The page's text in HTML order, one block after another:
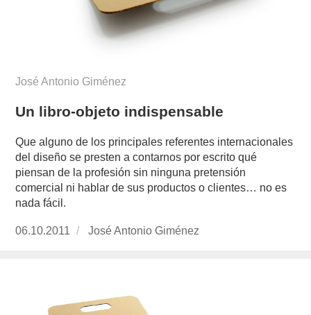
José Antonio Giménez
Un libro-objeto indispensable
Que alguno de los principales referentes internacionales
del diseño se presten a contarnos por escrito qué
piensan de la profesión sin ninguna pretensión
comercial ni hablar de sus productos o clientes… no es
nada fácil.
Publicado
06.10.2011 https://www.experimenta.es/author/
José Antonio Giménez